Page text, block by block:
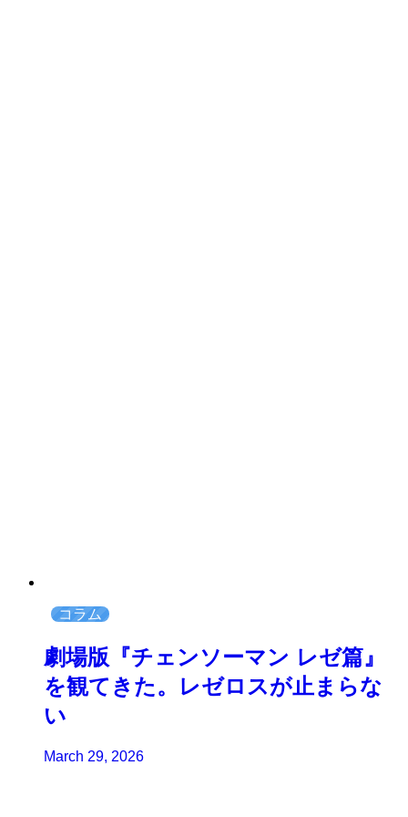
コラム
劇場版『チェンソーマン レゼ篇』
を観てきた。レゼロスが止まらな
い
March 29, 2026